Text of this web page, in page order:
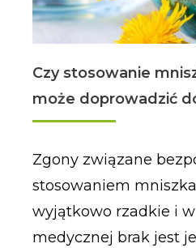
Czy stosowanie
może doprowadzić
Zgony związane
stosowaniem
wyjątkowo rzadkie i
medycznej brak jest